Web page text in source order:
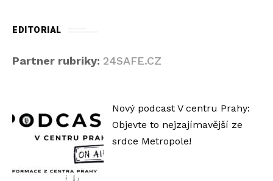
EDITORIAL
Partner rubriky: 24SAFE.CZ
Nový podcast V centru Prahy:
Objevte to nejzajímavější ze
srdce Metropole!